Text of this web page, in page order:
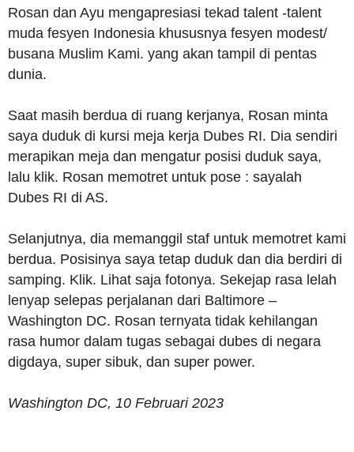
Rosan dan Ayu mengapresiasi tekad talent -talent
muda fesyen Indonesia khususnya fesyen modest/
busana Muslim Kami. yang akan tampil di pentas
dunia.
Saat masih berdua di ruang kerjanya, Rosan minta
saya duduk di kursi meja kerja Dubes RI. Dia sendiri
merapikan meja dan mengatur posisi duduk saya,
lalu klik. Rosan memotret untuk pose : sayalah
Dubes RI di AS.
Selanjutnya, dia memanggil staf untuk memotret kami
berdua. Posisinya saya tetap duduk dan dia berdiri di
samping. Klik. Lihat saja fotonya. Sekejap rasa lelah
lenyap selepas perjalanan dari Baltimore –
Washington DC. Rosan ternyata tidak kehilangan
rasa humor dalam tugas sebagai dubes di negara
digdaya, super sibuk, dan super power.
Washington DC, 10 Februari 2023